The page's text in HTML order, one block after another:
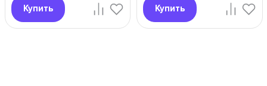
Купить Купить